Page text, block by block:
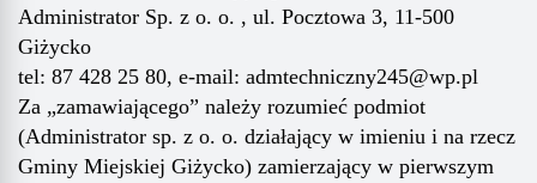
Administrator Sp. z o. o. , ul. Pocztowa 3, 11-500
Giżycko
tel: 87 428 25 80, e-mail: admtechniczny245@wp.pl
Za „zamawiającego” należy rozumieć podmiot
(Administrator sp. z o. o. działający w imieniu i na rzecz
Gminy Miejskiej Giżycko) zamierzający w pierwszym